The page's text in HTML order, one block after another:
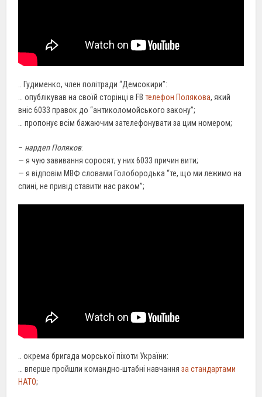
.. Гудименко, член політради “Демсокири”:
… опублікував на своїй сторінці в FBтелефон Полякова, який
вніс 6033 правок до “антиколомойського закону”;
… пропонує всім бажаючим зателефонувати за цим номером;
– нардеп Поляков:
— я чую завивання соросят; у них 6033 причин вити;
— я відповім МВФ словами Голобородька “те, що ми лежимо на
спині, не привід ставити нас раком”;
.. окрема бригада морської піхоти України:
… вперше пройшли командно-штабні навчанняза стандартами
НАТО;